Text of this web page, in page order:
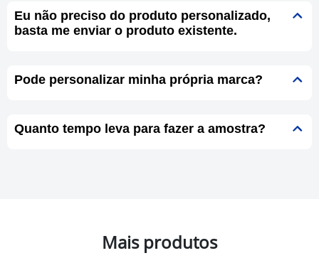
Eu não preciso do produto personalizado,
basta me enviar o produto existente.
Pode personalizar minha própria marca?
Quanto tempo leva para fazer a amostra?
Mais produtos